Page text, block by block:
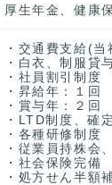
厚生年金、健康
・交通費支給(当
・白衣、制服貸
・社員割引制度
・昇給年：１回
・賞与年：２回
・LTD制度、確
・各種研修制度
・従業員持株会
・社会保険完備
・処方せん半額